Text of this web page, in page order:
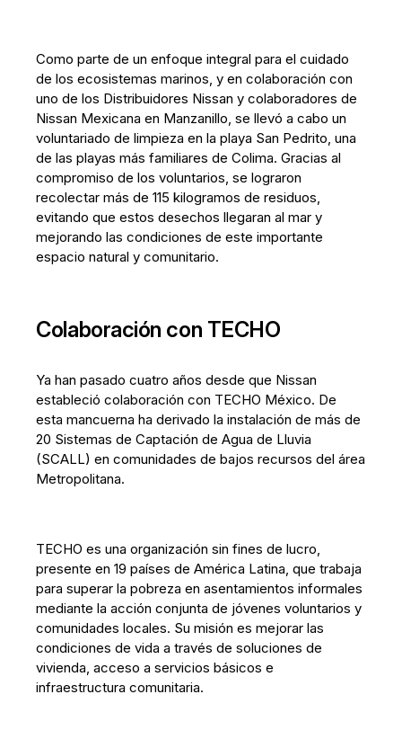
Como parte de un enfoque integral para el cuidado
de los ecosistemas marinos, y en colaboración con
uno de los Distribuidores Nissan y colaboradores de
Nissan Mexicana en Manzanillo, se llevó a cabo un
voluntariado de limpieza en la playa San Pedrito, una
de las playas más familiares de Colima. Gracias al
compromiso de los voluntarios, se lograron
recolectar más de 115 kilogramos de residuos,
evitando que estos desechos llegaran al mar y
mejorando las condiciones de este importante
espacio natural y comunitario.
Colaboración con TECHO
Ya han pasado cuatro años desde que Nissan
estableció colaboración con TECHO México. De
esta mancuerna ha derivado la instalación de más de
20 Sistemas de Captación de Agua de Lluvia
(SCALL) en comunidades de bajos recursos del área
Metropolitana.
TECHO es una organización sin fines de lucro,
presente en 19 países de América Latina, que trabaja
para superar la pobreza en asentamientos informales
mediante la acción conjunta de jóvenes voluntarios y
comunidades locales. Su misión es mejorar las
condiciones de vida a través de soluciones de
vivienda, acceso a servicios básicos e
infraestructura comunitaria.